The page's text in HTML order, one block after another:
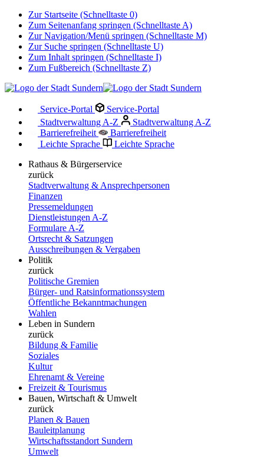
Zur Startseite (Schnelltaste 0)
Zum Seitenanfang springen (Schnelltaste A)
Zur Navigation/Menü springen (Schnelltaste M)
Zur Suche springen (Schnelltaste U)
Zum Inhalt springen (Schnelltaste I)
Zum Fußbereich (Schnelltaste Z)
Service-Portal
Service-Portal
Stadtverwaltung A-Z
Stadtverwaltung A-Z
Barrierefreiheit
Barrierefreiheit
Leichte Sprache
Leichte Sprache
Rathaus & Bürgerservice
zurück
Stadtverwaltung & Ansprechpersonen
Finanzen
Pressemeldungen
Dienstleistungen A-Z
Formulare A-Z
Ortsrecht & Satzungen
Ausschreibungen & Vergaben
Politik
zurück
Politische Gremien
Bürger- und Ratsinformationssystem
Öffentliche Bekanntmachungen
Wahlen
Leben in Sundern
zurück
Bildung & Familie
Soziales
Kultur
Ehrenamt & Vereine
Freizeit & Tourismus
Bauen, Wirtschaft & Umwelt
zurück
Planen & Bauen
Bauleitplanung
Wirtschaftsstandort Sundern
Umwelt